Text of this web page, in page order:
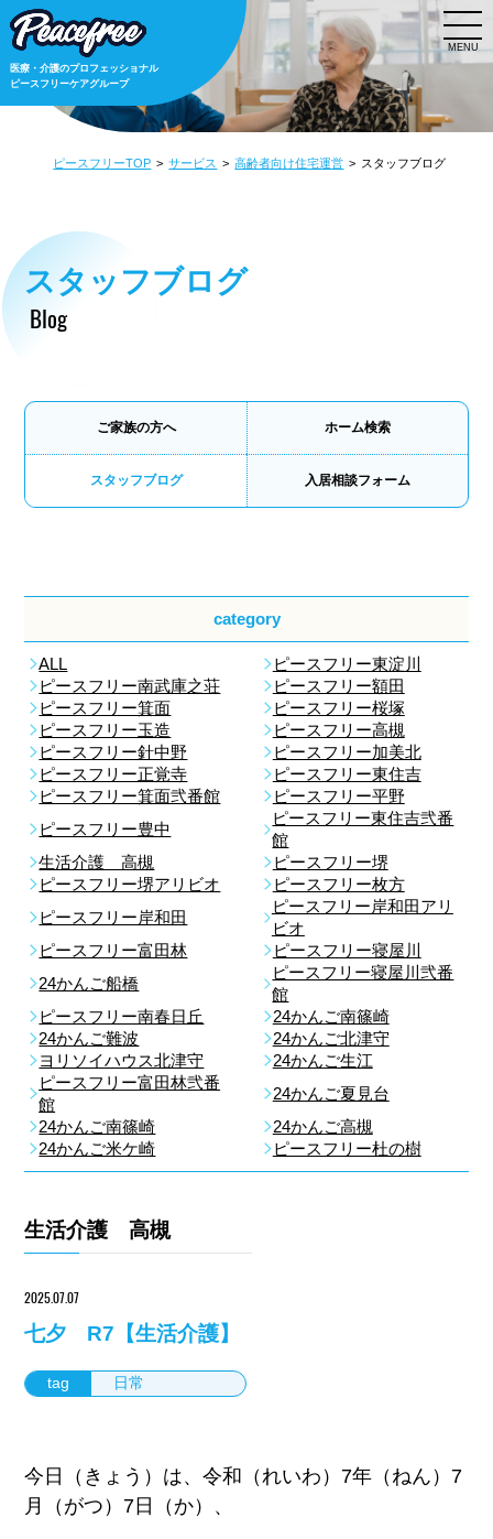
医療・介護のプロフェッショナル
ピースフリーケアグループ
MENU
ピースフリーTOP サービス 高齢者向け住宅運営 スタッフブログ
スタッフブログ
Blog
ご家族の方へ ホーム検索
スタッフブログ 入居相談フォーム
category
ALL
ピースフリー東淀川
ピースフリー南武庫之荘
ピースフリー額田
ピースフリー箕面
ピースフリー桜塚
ピースフリー玉造
ピースフリー高槻
ピースフリー針中野
ピースフリー加美北
ピースフリー正覚寺
ピースフリー東住吉
ピースフリー箕面弐番館
ピースフリー平野
ピースフリー豊中
ピースフリー東住吉弐番
館
生活介護 高槻
ピースフリー堺
ピースフリー堺アリビオ
ピースフリー枚方
ピースフリー岸和田
ピースフリー岸和田アリ
ビオ
ピースフリー富田林
ピースフリー寝屋川
24かんご船橋
ピースフリー寝屋川弐番
館
ピースフリー南春日丘
24かんご南篠崎
24かんご難波
24かんご北津守
ヨリソイハウス北津守
24かんご生江
ピースフリー富田林弐番
館
24かんご夏見台
24かんご南篠崎
24かんご高槻
24かんご米ケ崎
ピースフリー杜の樹
生活介護 高槻
2025.07.07
七夕 R7【生活介護】
tag 日常
今日（きょう）は、令和（れいわ）7年（ねん）7
月（がつ）7日（か）、